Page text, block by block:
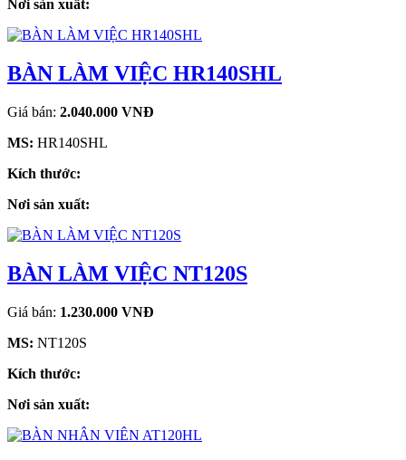
Nơi sản xuất:
BÀN LÀM VIỆC HR140SHL
Giá bán: 2.040.000 VNĐ
MS: HR140SHL
Kích thước:
Nơi sản xuất:
BÀN LÀM VIỆC NT120S
Giá bán: 1.230.000 VNĐ
MS: NT120S
Kích thước:
Nơi sản xuất: